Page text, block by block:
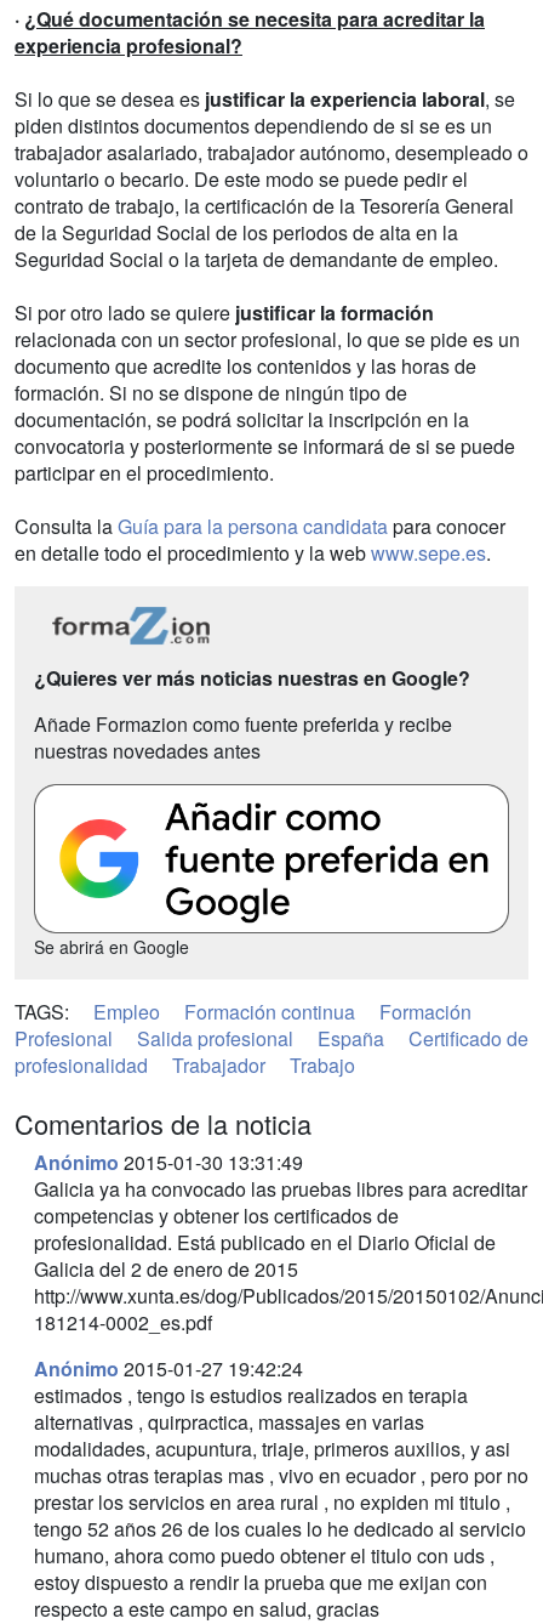
· ¿Qué documentación se necesita para acreditar la
experiencia profesional?
Si lo que se desea es justificar la experiencia laboral, se
piden distintos documentos dependiendo de si se es un
trabajador asalariado, trabajador autónomo, desempleado o
voluntario o becario. De este modo se puede pedir el
contrato de trabajo, la certificación de la Tesorería General
de la Seguridad Social de los periodos de alta en la
Seguridad Social o la tarjeta de demandante de empleo.
Si por otro lado se quiere justificar la formación
relacionada con un sector profesional, lo que se pide es un
documento que acredite los contenidos y las horas de
formación. Si no se dispone de ningún tipo de
documentación, se podrá solicitar la inscripción en la
convocatoria y posteriormente se informará de si se puede
participar en el procedimiento.
Consulta laGuía para la persona candidatapara conocer
en detalle todo el procedimiento y la webwww.sepe.es.
¿Quieres ver más noticias nuestras en Google?
Añade Formazion como fuente preferida y recibe
nuestras novedades antes
Se abrirá en Google
TAGS: Empleo Formación continua
Formación
Profesional
Salida profesional España
Certificado de
profesionalidad
Trabajador Trabajo
Comentarios de la noticia
Anónimo 2015-01-30 13:31:49
Galicia ya ha convocado las pruebas libres para acreditar
competencias y obtener los certificados de
profesionalidad. Está publicado en el Diario Oficial de
Galicia del 2 de enero de 2015
http://www.xunta.es/dog/Publicados/2015/20150102/
181214-0002_es.pdf
Anónimo 2015-01-27 19:42:24
estimados , tengo is estudios realizados en terapia
alternativas , quirpractica, massajes en varias
modalidades, acupuntura, triaje, primeros auxilios, y asi
muchas otras terapias mas , vivo en ecuador , pero por no
prestar los servicios en area rural , no expiden mi titulo ,
tengo 52 años 26 de los cuales lo he dedicado al servicio
humano, ahora como puedo obtener el titulo con uds ,
estoy dispuesto a rendir la prueba que me exijan con
respecto a este campo en salud, gracias